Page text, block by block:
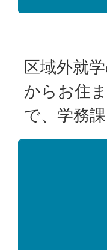
区域外就
からお住
で、学務